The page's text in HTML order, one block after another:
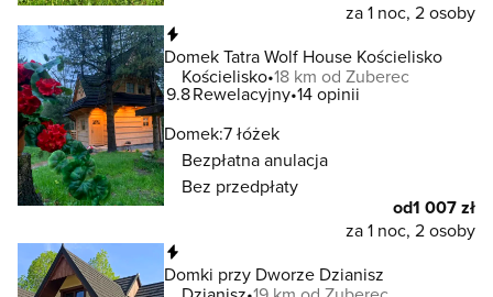
za 1 noc, 2 osoby
Domek Tatra Wolf House Kościelisko
Kościelisko 18 km od Zuberec
9.8Rewelacyjny 14 opinii
Domek:7 łóżek
Bezpłatna anulacja
Bez przedpłaty
od1 007 zł
za 1 noc, 2 osoby
Domki przy Dworze Dzianisz